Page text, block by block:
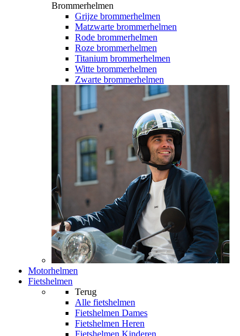
Brommerhelmen
Grijze brommerhelmen
Matzwarte brommerhelmen
Rode brommerhelmen
Roze brommerhelmen
Titanium brommerhelmen
Witte brommerhelmen
Zwarte brommerhelmen
Motorhelmen
Fietshelmen
Terug
Alle fietshelmen
Fietshelmen Dames
Fietshelmen Heren
Fietshelmen Kinderen